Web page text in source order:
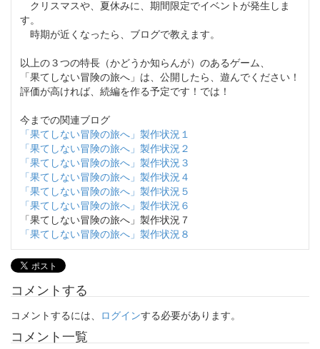
クリスマスや、夏休みに、期間限定でイベントが発生しま
す。
時期が近くなったら、ブログで教えます。
以上の３つの特長（かどうか知らんが）のあるゲーム、
「果てしない冒険の旅へ」は、公開したら、遊んでください！
評価が高ければ、続編を作る予定です！では！
今までの関連ブログ
「果てしない冒険の旅へ」製作状況１
「果てしない冒険の旅へ」製作状況２
「果てしない冒険の旅へ」製作状況３
「果てしない冒険の旅へ」製作状況４
「果てしない冒険の旅へ」製作状況５
「果てしない冒険の旅へ」製作状況６
「果てしない冒険の旅へ」製作状況７
「果てしない冒険の旅へ」製作状況８
コメントする
コメントするには、 ログインする必要があります。
コメント一覧